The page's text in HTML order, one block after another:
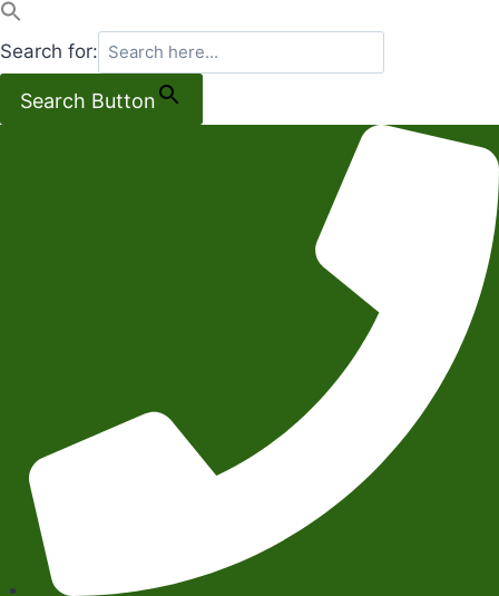
Search for:
Search Button